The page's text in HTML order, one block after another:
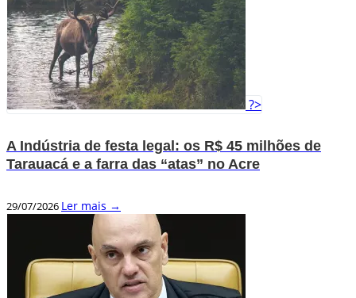
?>
A Indústria de festa legal: os R$ 45 milhões de
Tarauacá e a farra das “atas” no Acre
29/07/2026 Ler mais →